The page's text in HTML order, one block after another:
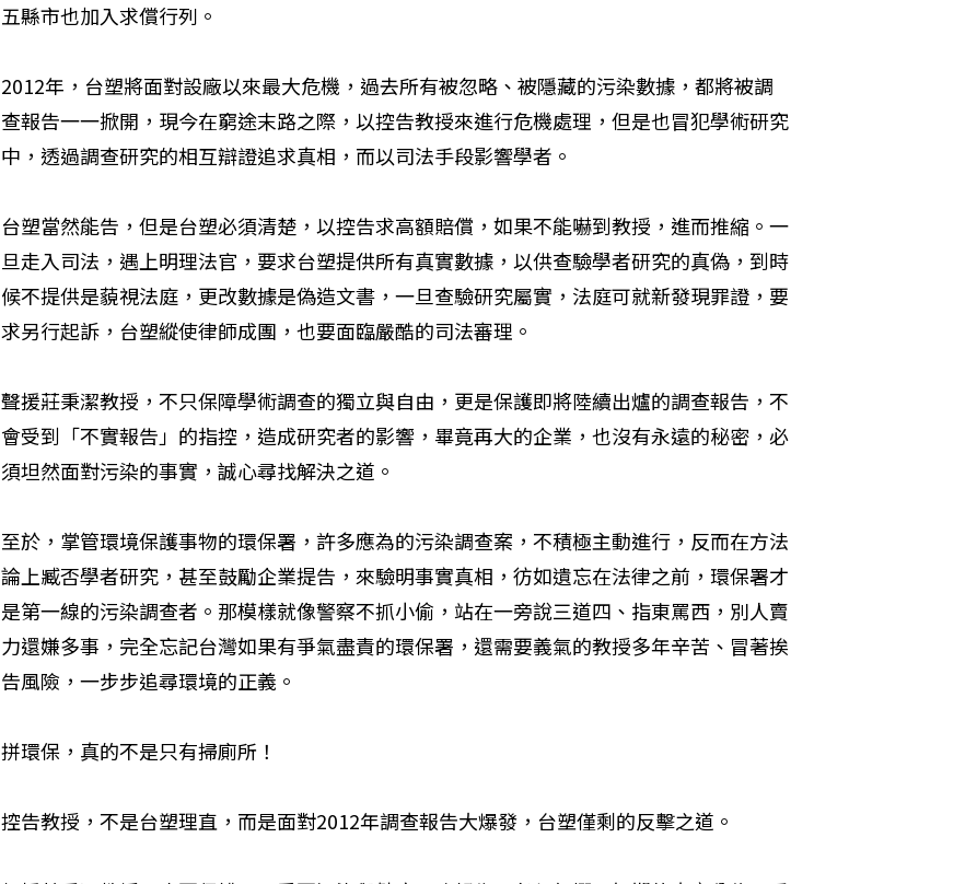
五縣市也加入求償行列。
2012年，台塑將面對設廠以來最大危機，過去所有被忽略、被隱藏的污染數據，都將被調
查報告一一掀開，現今在窮途末路之際，以控告教授來進行危機處理，但是也冒犯學術研究
中，透過調查研究的相互辯證追求真相，而以司法手段影響學者。
台塑當然能告，但是台塑必須清楚，以控告求高額賠償，如果不能嚇到教授，進而推縮。一
旦走入司法，遇上明理法官，要求台塑提供所有真實數據，以供查驗學者研究的真偽，到時
候不提供是藐視法庭，更改數據是偽造文書，一旦查驗研究屬實，法庭可就新發現罪證，要
求另行起訴，台塑縱使律師成團，也要面臨嚴酷的司法審理。
聲援莊秉潔教授，不只保障學術調查的獨立與自由，更是保護即將陸續出爐的調查報告，不
會受到「不實報告」的指控，造成研究者的影響，畢竟再大的企業，也沒有永遠的秘密，必
須坦然面對污染的事實，誠心尋找解決之道。
至於，掌管環境保護事物的環保署，許多應為的污染調查案，不積極主動進行，反而在方法
論上臧否學者研究，甚至鼓勵企業提告，來驗明事實真相，彷如遺忘在法律之前，環保署才
是第一線的污染調查者。那模樣就像警察不抓小偷，站在一旁說三道四、指東罵西，別人賣
力還嫌多事，完全忘記台灣如果有爭氣盡責的環保署，還需要義氣的教授多年辛苦、冒著挨
告風險，一步步追尋環境的正義。
拼環保，真的不是只有掃廁所！
控告教授，不是台塑理直，而是面對2012年調查報告大爆發，台塑僅剩的反擊之道。